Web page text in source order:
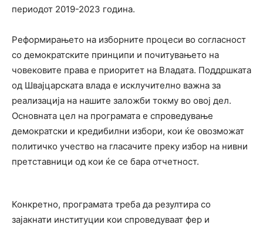
периодот 2019-2023 година.
Реформирањето на изборните процеси во согласност
со демократските принципи и почитувањето на
човековите права е приоритет на Владата. Поддршката
од Швајцарската влада е исклучително важна за
реализација на нашите заложби токму во овој дел.
Основната цел на програмата е спроведување
демократски и кредибилни избори, кои ќе овозможат
политичко учество на гласачите преку избор на нивни
претставници од кои ќе се бара отчетност.
Конкретно, програмата треба да резултира со
зајакнати институции кои спроведуваат фер и